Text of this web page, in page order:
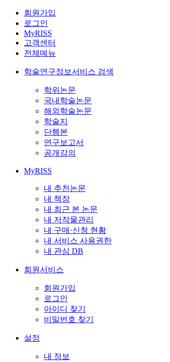
회원가입
로그인
MyRISS
고객센터
전체메뉴
학술연구정보서비스 검색
학위논문
국내학술논문
해외학술논문
학술지
단행본
연구보고서
공개강의
MyRISS
내 추천논문
내 책장
내 최근 본 논문
내 저작물관리
내 구매·신청 현황
내 서비스 사용권한
내 관심 DB
회원서비스
회원가입
로그인
아이디 찾기
비밀번호 찾기
설정
내 정보